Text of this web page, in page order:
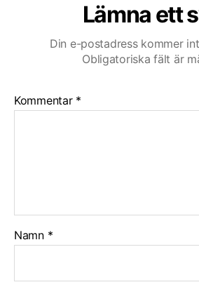
Lämna ett
Din e-postadress kommer
Obligatoriska fält är
Kommentar *
Namn *